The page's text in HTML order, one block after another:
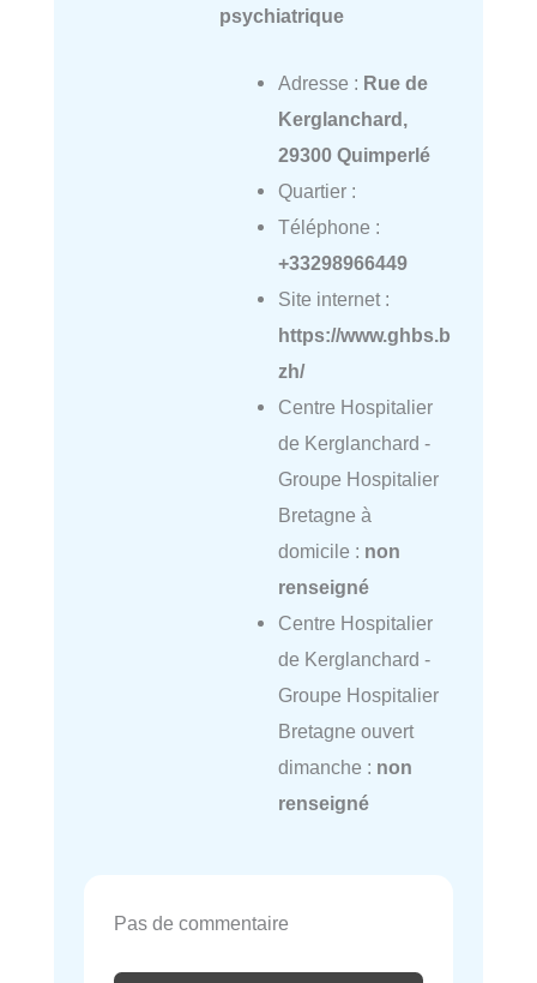
psychiatrique
Adresse : Rue de
Kerglanchard,
29300 Quimperlé
Quartier :
Téléphone :
+33298966449
Site internet :
https://www.ghbs.b
zh/
Centre Hospitalier
de Kerglanchard -
Groupe Hospitalier
Bretagne à
domicile : non
renseigné
Centre Hospitalier
de Kerglanchard -
Groupe Hospitalier
Bretagne ouvert
dimanche : non
renseigné
Pas de commentaire